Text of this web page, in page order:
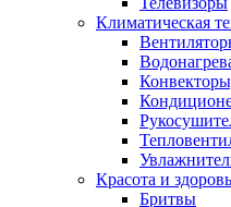
Климатическая
Красота и
Бритвы